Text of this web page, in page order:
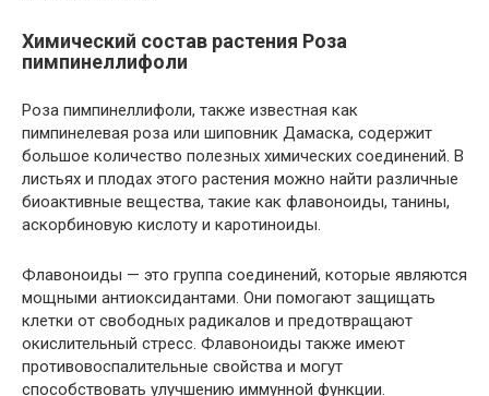
Химический состав растения Роза
пимпинеллифоли
Роза пимпинеллифоли, также известная как
пимпинелевая роза или шиповник Дамаска, содержит
большое количество полезных химических соединений. В
листьях и плодах этого растения можно найти различные
биоактивные вещества, такие как флавоноиды, танины,
аскорбиновую кислоту и каротиноиды.
Флавоноиды — это группа соединений, которые являются
мощными антиоксидантами. Они помогают защищать
клетки от свободных радикалов и предотвращают
окислительный стресс. Флавоноиды также имеют
противовоспалительные свойства и могут
способствовать улучшению иммунной функции.